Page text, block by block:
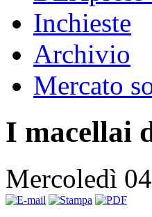
Inchieste
Archivio
Mercato
I macellai
Mercoledì